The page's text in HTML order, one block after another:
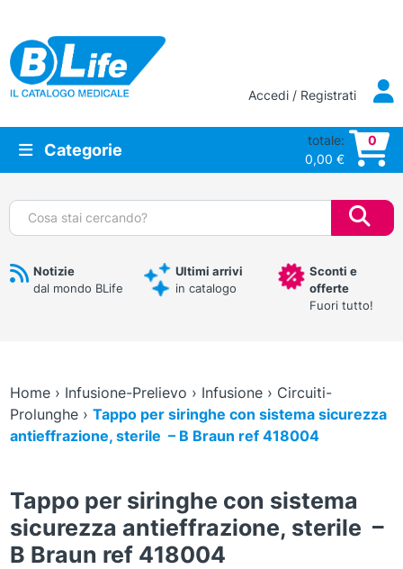
Vai al contenuto principale
Accedi / Registrati
Categorie
totale:
0,00 €
0
Cerca:
Notizie
dal mondo BLife
Ultimi arrivi
in catalogo
Sconti e
offerte
Fuori tutto!
Home› Infusione-Prelievo › Infusione› Circuiti-
Prolunghe› Tappo per siringhe con sistema sicurezza
antieffrazione, sterile – B Braun ref 418004
Tappo per siringhe con sistema
sicurezza antieffrazione, sterile –
B Braun ref 418004